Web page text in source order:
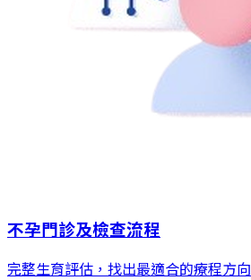
不孕門診及檢查流程
完整生育評估，找出最適合的療程方向